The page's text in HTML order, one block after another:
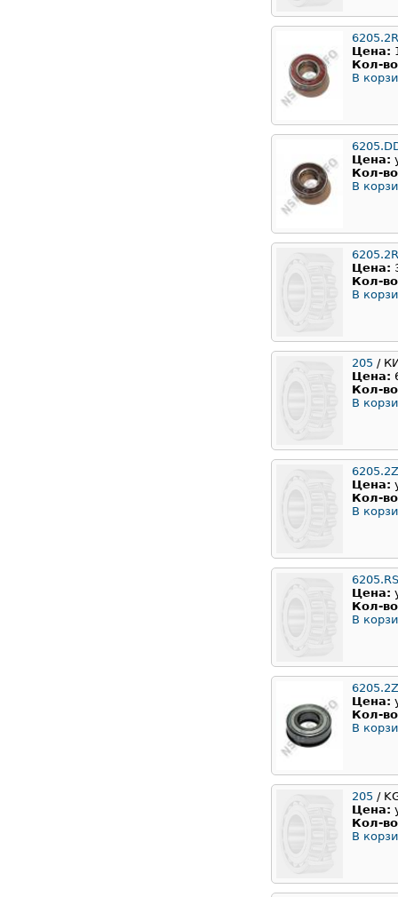
Цена:
Кол-
В
Цена:
Кол-
В
Цена:
Кол-
В
205 /
Цена:
Кол-
В
Цена:
Кол-
В
6205.RS
Цена:
Кол-
В
Цена:
Кол-
В
205 /
Цена:
Кол-
В